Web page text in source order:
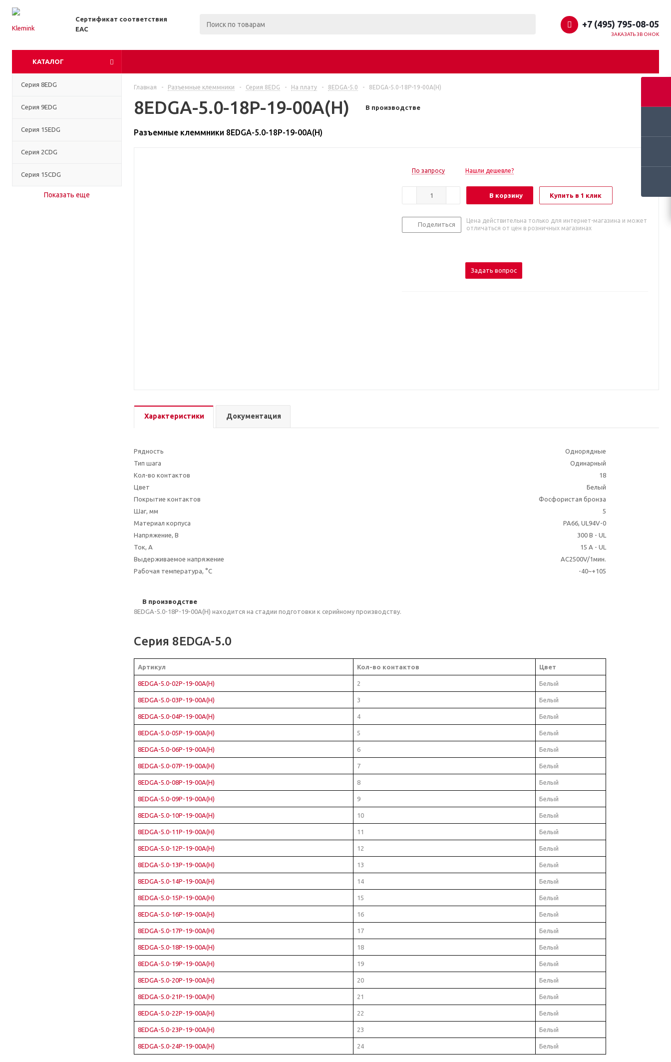
Сертификат соответствия
EAC
+7 (495) 795-08-05
ЗАКАЗАТЬ ЗВОНОК
КАТАЛОГ
Серия 8EDG
Серия 9EDG
Серия 15EDG
Серия 2CDG
Серия 15CDG
Показать еще
Главная - Разъемные клеммники - Серия 8EDG - На плату - 8EDGA-5.0 - 8EDGA-5.0-18P-19-00A(H)
8EDGA-5.0-18P-19-00A(H) В производстве
Разъемные клеммники 8EDGA-5.0-18P-19-00A(H)
По запросу Нашли дешевле?
В корзину Купить в 1 клик
Поделиться
Цена действительна только для интернет-магазина и может
отличаться от цен в розничных магазинах
Задать вопрос
Характеристики Документация
Рядность
Однорядные
Тип шага
Одинарный
Кол-во контактов
18
Цвет
Белый
Покрытие контактов
Фосфористая бронза
Шаг, мм
5
Материал корпуса
PA66, UL94V-0
Напряжение, В
300 В - UL
Ток, А
15 A - UL
Выдерживаемое напряжение
AC2500V/1мин.
Рабочая температура, °C
-40~+105
В производстве
8EDGA-5.0-18P-19-00A(H) находится на стадии подготовки к серийному производству.
Серия 8EDGA-5.0
Артикул Кол-во контактов Цвет
8EDGA-5.0-02P-19-00A(H) 2 Белый
8EDGA-5.0-03P-19-00A(H) 3 Белый
8EDGA-5.0-04P-19-00A(H) 4 Белый
8EDGA-5.0-05P-19-00A(H) 5 Белый
8EDGA-5.0-06P-19-00A(H) 6 Белый
8EDGA-5.0-07P-19-00A(H) 7 Белый
8EDGA-5.0-08P-19-00A(H) 8 Белый
8EDGA-5.0-09P-19-00A(H) 9 Белый
8EDGA-5.0-10P-19-00A(H) 10 Белый
8EDGA-5.0-11P-19-00A(H) 11 Белый
8EDGA-5.0-12P-19-00A(H) 12 Белый
8EDGA-5.0-13P-19-00A(H) 13 Белый
8EDGA-5.0-14P-19-00A(H) 14 Белый
8EDGA-5.0-15P-19-00A(H) 15 Белый
8EDGA-5.0-16P-19-00A(H) 16 Белый
8EDGA-5.0-17P-19-00A(H) 17 Белый
8EDGA-5.0-18P-19-00A(H) 18 Белый
8EDGA-5.0-19P-19-00A(H) 19 Белый
8EDGA-5.0-20P-19-00A(H) 20 Белый
8EDGA-5.0-21P-19-00A(H) 21 Белый
8EDGA-5.0-22P-19-00A(H) 22 Белый
8EDGA-5.0-23P-19-00A(H) 23 Белый
8EDGA-5.0-24P-19-00A(H) 24 Белый